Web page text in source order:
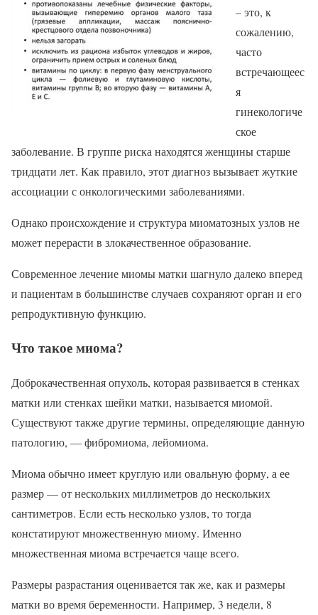
– это, к
сожалению,
часто
встречающеес
я
гинекологиче
ское
заболевание. В группе риска находятся женщины старше
тридцати лет. Как правило, этот диагноз вызывает жуткие
ассоциации с онкологическими заболеваниями.
Однако происхождение и структура миоматозных узлов не
может перерасти в злокачественное образование.
Современное лечение миомы матки шагнуло далеко вперед
и пациентам в большинстве случаев сохраняют орган и его
репродуктивную функцию.
Что такое миома?
Доброкачественная опухоль, которая развивается в стенках
матки или стенках шейки матки, называется миомой.
Существуют также другие термины, определяющие данную
патологию, — фибромиома, лейомиома.
Миома обычно имеет круглую или овальную форму, а ее
размер — от нескольких миллиметров до нескольких
сантиметров. Если есть несколько узлов, то тогда
констатируют множественную миому. Именно
множественная миома встречается чаще всего.
Размеры разрастания оценивается так же, как и размеры
матки во время беременности. Например, 3 недели, 8